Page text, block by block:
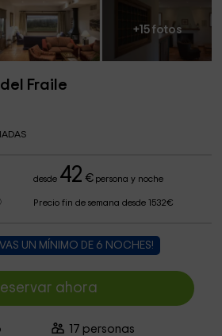
+15 fotos
Fraile
desde 42 €persona y noche
Precio fin de semana desde 1532€
UN MÍNIMO DE 6 NOCHES!
ahora
17 personas